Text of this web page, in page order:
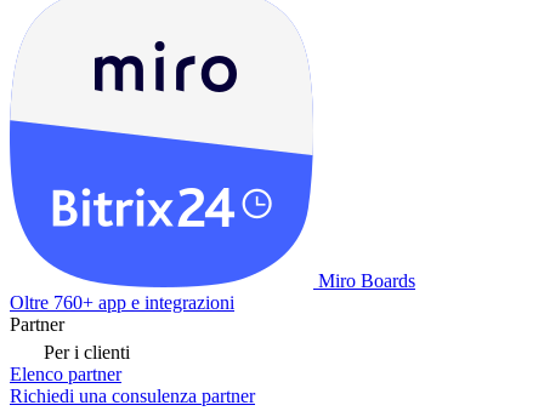
Miro Boards
Oltre 760+ app e integrazioni
Partner
Per i clienti
Elenco partner
Richiedi una consulenza partner